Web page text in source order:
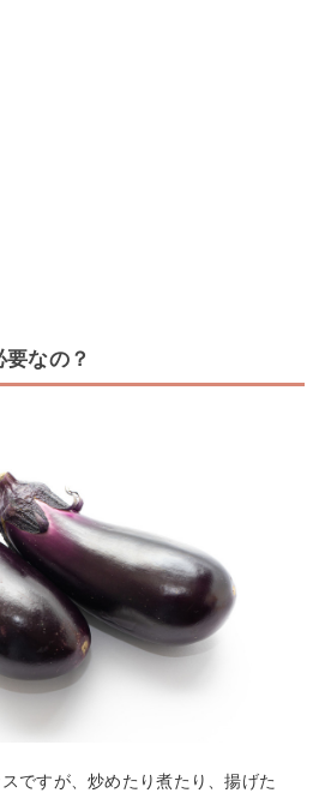
なの？
ですが、炒めたり煮たり、揚げた